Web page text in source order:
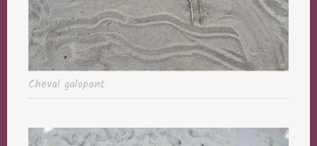
Cheval galopant